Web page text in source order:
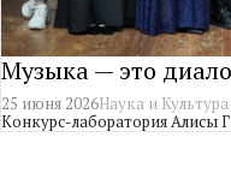
Музыка — это
25 июня 2026Наука и Культура
Конкурс-лаборатория Алисы